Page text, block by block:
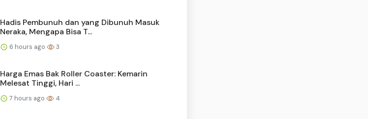
Hadis Pembunuh dan yang Dibunuh Masuk
Neraka, Mengapa Bisa T...
6 hours ago 3
Harga Emas Bak Roller Coaster: Kemarin
Melesat Tinggi, Hari ...
7 hours ago 4